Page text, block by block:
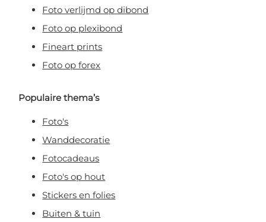
Foto verlijmd op dibond
Foto op plexibond
Fineart prints
Foto op forex
Populaire thema’s
Foto's
Wanddecoratie
Fotocadeaus
Foto's op hout
Stickers en folies
Buiten & tuin